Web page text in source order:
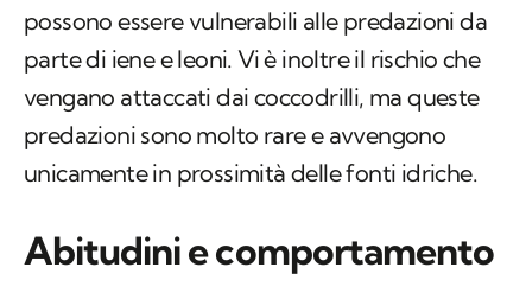
possono essere vulnerabili alle predazioni da
parte di iene e leoni. Vi è inoltre il rischio che
vengano attaccati dai coccodrilli, ma queste
predazioni sono molto rare e avvengono
unicamente in prossimità delle fonti idriche.
Abitudini e comportamento